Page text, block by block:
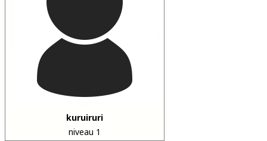
kuruiruri
niveau 1